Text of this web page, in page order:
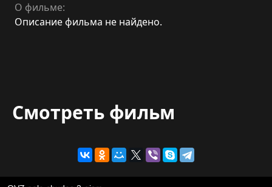
О фильме:
Описание фильма не найдено.
Смотреть фильм